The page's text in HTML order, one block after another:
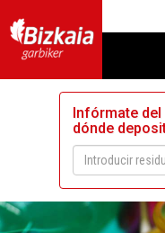
Infórmate del
dónde